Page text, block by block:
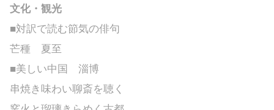
文化・観光
■対訳で読む節気の俳句
芒種 夏至
■美しい中国 淄博
串焼き味わい聊斎を聴く